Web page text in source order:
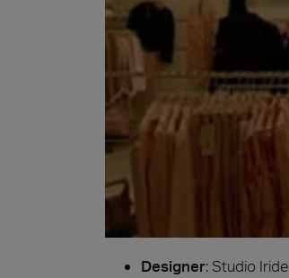
Designer: Studio Iride